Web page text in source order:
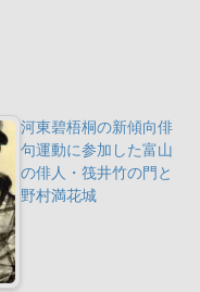
河東碧梧桐の新傾向俳
句運動に参加した富山
の俳人・筏井竹の門と
野村満花城